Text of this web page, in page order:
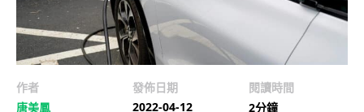
作者
唐美鳳
發佈日期
2022-04-12
閱讀時間
2分鐘